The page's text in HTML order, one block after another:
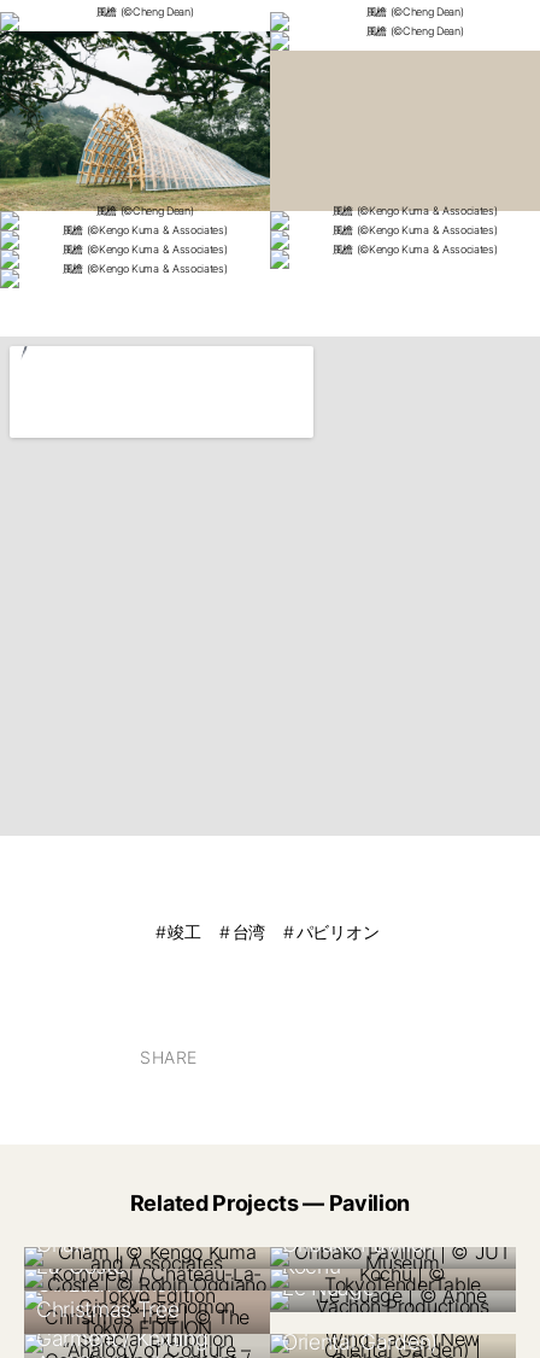
竣工 台湾 パビリオン
SHARE
Related Projects — Pavilion
Cham Oribako Pavilion
Komorebi / Château-
La-Coste
JAPAN 2018
Kochu
Tokyo Edition
Ginza&Toranomon
Christmas Tree
FRANCE 2017
Le Nuage
Special Exhibition
“Analogy of Couture
– Constructing
Garment / Knitting
TAIWAN 2015
Wind Eaves (New
Oriental Garden)
JAPAN 2012